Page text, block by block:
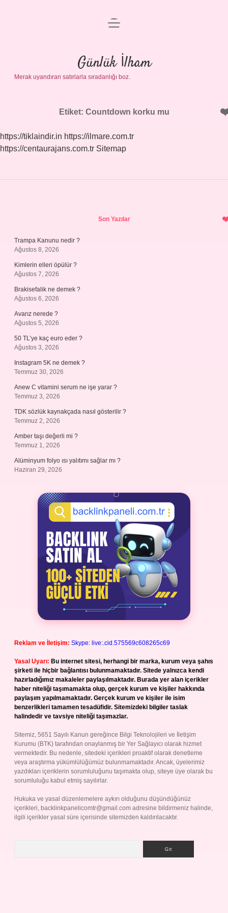
Anasayfa
Gizlilik Politikası
Yasal Uyarı
menüyü
Günlük İlham
Merak uyandıran satırlarla sıradanlığı boz.
Etiket: Countdown korku mu
https://tiklaindir.in https://ilmare.com.tr
https://centaurajans.com.tr Sitemap
Son Yazılar
Trampa Kanunu nedir ?
Ağustos 8, 2026
Kimlerin elleri öpülür ?
Ağustos 7, 2026
Brakisefalik ne demek ?
Ağustos 6, 2026
Avarız nerede ?
Ağustos 5, 2026
50 TL’ye kaç euro eder ?
Ağustos 3, 2026
Instagram 5K ne demek ?
Temmuz 30, 2026
Anew C vitamini serum ne işe yarar ?
Temmuz 3, 2026
TDK sözlük kaynakçada nasıl gösterilir ?
Temmuz 2, 2026
Amber taşı değerli mi ?
Temmuz 1, 2026
Alüminyum folyo ısı yalıtımı sağlar mı ?
Haziran 29, 2026
Reklam ve İletişim: Skype: live:.cid.575569c608265c69
Yasal Uyarı: Bu internet sitesi, herhangi bir marka, kurum veya şahıs
şirketi ile hiçbir bağlantısı bulunmamaktadır. Sitede yalnızca kendi
hazırladığımız makaleler paylaşılmaktadır. Burada yer alan içerikler
haber niteliği taşımamakta olup, gerçek kurum ve kişiler hakkında
paylaşım yapılmamaktadır. Gerçek kurum ve kişiler ile isim
benzerlikleri tamamen tesadüfidir. Sitemizdeki bilgiler taslak
halindedir ve tavsiye niteliği taşımazlar.
Sitemiz, 5651 Sayılı Kanun gereğince Bilgi Teknolojileri ve İletişim
Kurumu (BTK) tarafından onaylanmış bir Yer Sağlayıcı olarak hizmet
vermektedir. Bu nedenle, sitedeki içerikleri proaktif olarak denetleme
veya araştırma yükümlülüğümüz bulunmamaktadır. Ancak, üyelerimiz
yazdıkları içeriklerin sorumluluğunu taşımakta olup, siteye üye olarak bu
sorumluluğu kabul etmiş sayılırlar.
Hukuka ve yasal düzenlemelere aykırı olduğunu düşündüğünüz
içerikleri, backlinkpanelicomtr@gmail.com adresine bildirmeniz halinde,
ilgili içerikler yasal süre içerisinde sitemizden kaldırılacaktır.